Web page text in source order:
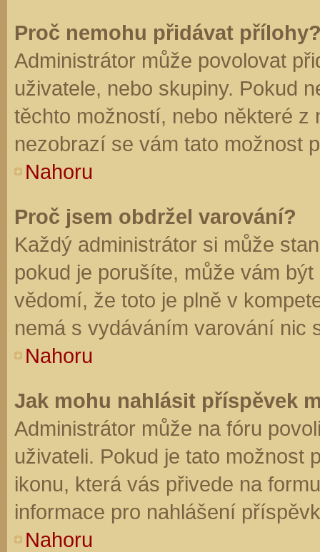
Proč nemohu přidávat
Administrátor může povolovat
uživatele, nebo skupiny. Pokud
těchto možností, nebo některé z
nezobrazí se vám tato možnost
Nahoru
Proč jsem obdržel varování?
Každý administrátor si může
pokud je porušíte, může vám
vědomí, že toto je plně v
nemá s vydáváním varování nic
Nahoru
Jak mohu nahlásit příspěvek
Administrátor může na fóru
uživateli. Pokud je tato možnost
ikonu, která vás přivede na
informace pro nahlášení
Nahoru